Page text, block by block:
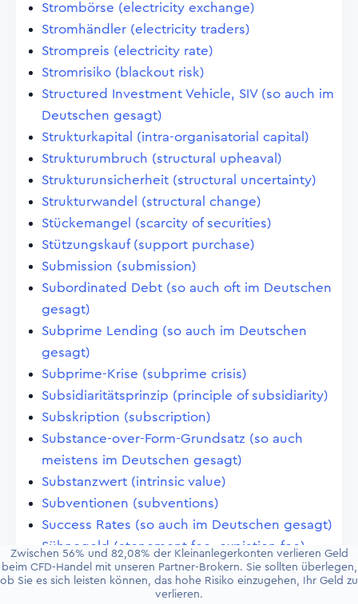
Strombörse (electricity exchange)
Stromhändler (electricity traders)
Strompreis (electricity rate)
Stromrisiko (blackout risk)
Structured Investment Vehicle, SIV (so auch im
Deutschen gesagt)
Strukturkapital (intra-organisatorial capital)
Strukturumbruch (structural upheaval)
Strukturunsicherheit (structural uncertainty)
Strukturwandel (structural change)
Stückemangel (scarcity of securities)
Stützungskauf (support purchase)
Submission (submission)
Subordinated Debt (so auch oft im Deutschen
gesagt)
Subprime Lending (so auch im Deutschen
gesagt)
Subprime-Krise (subprime crisis)
Subsidiaritätsprinzip (principle of subsidiarity)
Subskription (subscription)
Substance-over-Form-Grundsatz (so auch
meistens im Deutschen gesagt)
Substanzwert (intrinsic value)
Subventionen (subventions)
Success Rates (so auch im Deutschen gesagt)
Sühnegeld (atonement fee, expiation fee)
Sunset-Vorbehalt (sunset clause)
Super-OGAW-Fonds (super UTIC-fund)
Zwischen 56% und 82,08% der Kleinanlegerkonten verlieren Geld
beim CFD-Handel mit unseren Partner-Brokern. Sie sollten überlegen,
ob Sie es sich leisten können, das hohe Risiko einzugehen, Ihr Geld zu
verlieren.